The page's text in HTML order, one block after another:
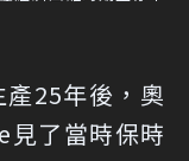
25年後，奧
了當時保時